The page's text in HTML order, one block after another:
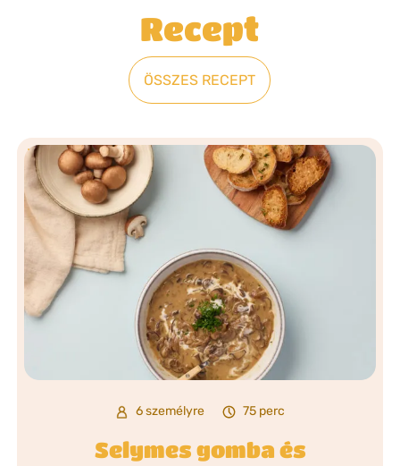
Recept
ÖSSZES RECEPT
6 személyre 75 perc
Selymes gomba és